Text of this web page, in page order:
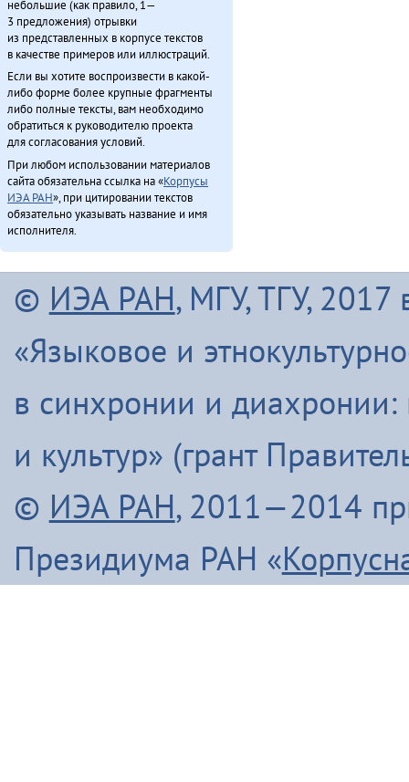
небольшие (как правило, 1—
3 предложения) отрывки
из представленных в корпусе текстов
в качестве примеров или иллюстраций.
Если вы хотите воспроизвести в какой-
либо форме более крупные фрагменты
либо полные тексты, вам необходимо
обратиться к руководителю проекта
для согласования условий.
При любом использовании материалов
сайта обязательна ссылка на «Корпусы
ИЭА РАН», при цитировании текстов
обязательно указывать название и имя
исполнителя.
© ИЭА РАН, МГУ, ТГУ, 2017
«Языковое и
в синхронии и диахронии:
и культур» (грант
© ИЭА РАН, 2011—2014
Президиума РАН «